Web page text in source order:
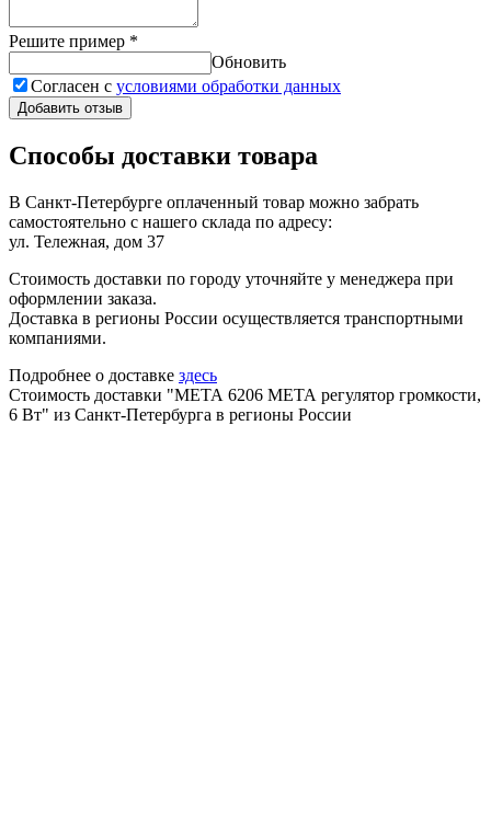
Решите пример *
Обновить
Согласен с условиями обработки данных
Добавить отзыв
Способы доставки товара
В Санкт-Петербурге оплаченный товар можно забрать
самостоятельно с нашего склада по адресу:
ул. Тележная, дом 37
Стоимость доставки по городу уточняйте у менеджера при
оформлении заказа.
Доставка в регионы России осуществляется транспортными
компаниями.
Подробнее о доставке здесь
Стоимость доставки "МЕТА 6206 МЕТА регулятор громкости,
6 Вт" из Санкт-Петербурга в регионы России